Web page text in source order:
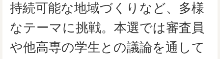
持続可能な地域づくりなど、多様
なテーマに挑戦。本選では審査員
や他高専の学生との議論を通して